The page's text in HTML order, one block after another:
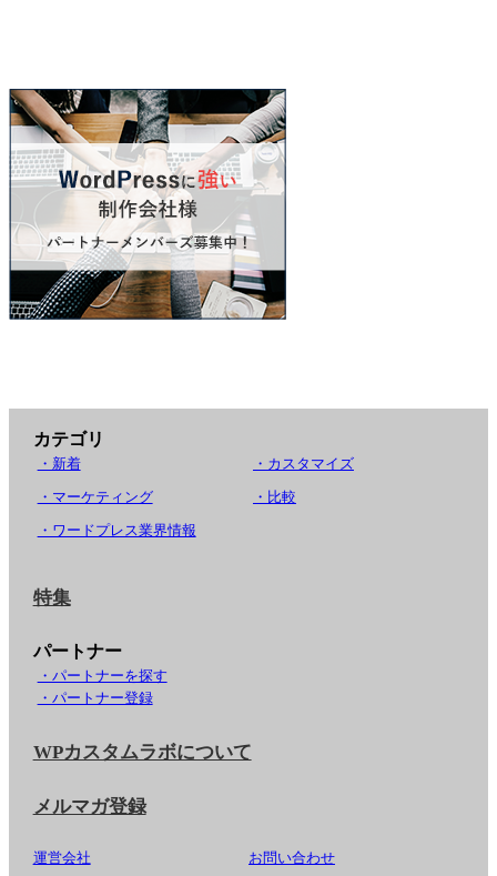
カテゴリ
・新着 ・カスタマイズ
・マーケティング ・比較
・ワードプレス業界情報
特集
パートナー
・パートナーを探す
・パートナー登録
WPカスタムラボについて
メルマガ登録
運営会社 お問い合わせ